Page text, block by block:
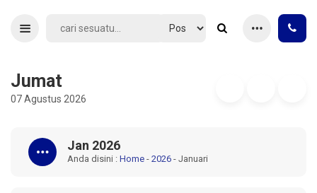
Jumat
07 Agustus 2026
Jan 2026
Anda disini : Home - 2026 - Januari